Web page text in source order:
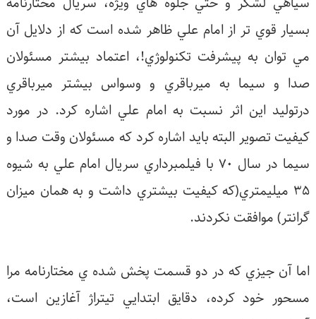
قوي تر از امام علي ظاهر شده است كه از دلايل آن
توان به پيشرفت تكنولوژي!، اعتماد بيشتر مسئولان
و سيما به ميرباقري و وسواس بيشتر ميرباقري
اين اثر نسبت به امام علي اشاره كرد. در مورد
تصوير البته بايد اشاره كرد كه مسئولان وقت صدا و
سيما در سال 70 با فيلمبرداري سريال امام علي به شيوه
35 ميليمتري(كه كيفيت بيشتري داشت و به همان ميزان
موافقت نكردند.
آن جيزي كه در دو قسمت پخش شده ي مختارنامه مرا
خود كرده، دقايق ابتدايي تيتراژ آغازين است،